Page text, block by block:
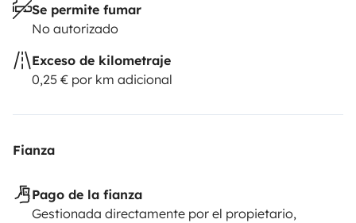
Se permite fumar
No autorizado
Exceso de kilometraje
0,25 € por km adicional
Fianza
Pago de la fianza
Gestionada directamente por el propietario,